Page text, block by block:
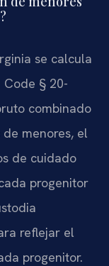
se calcula
Code § 20-
combinado
menores, el
de cuidado
progenitor
reflejar el
progenitor.